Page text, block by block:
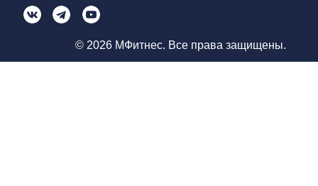
© 2026 МФитнес. Все права защищены.